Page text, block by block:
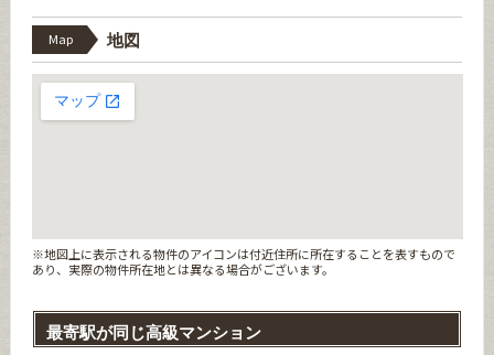
Map 地図
※地図上に表示される物件のアイコンは付近住所に所在することを表すもので
あり、実際の物件所在地とは異なる場合がございます。
最寄駅が同じ高級マンション